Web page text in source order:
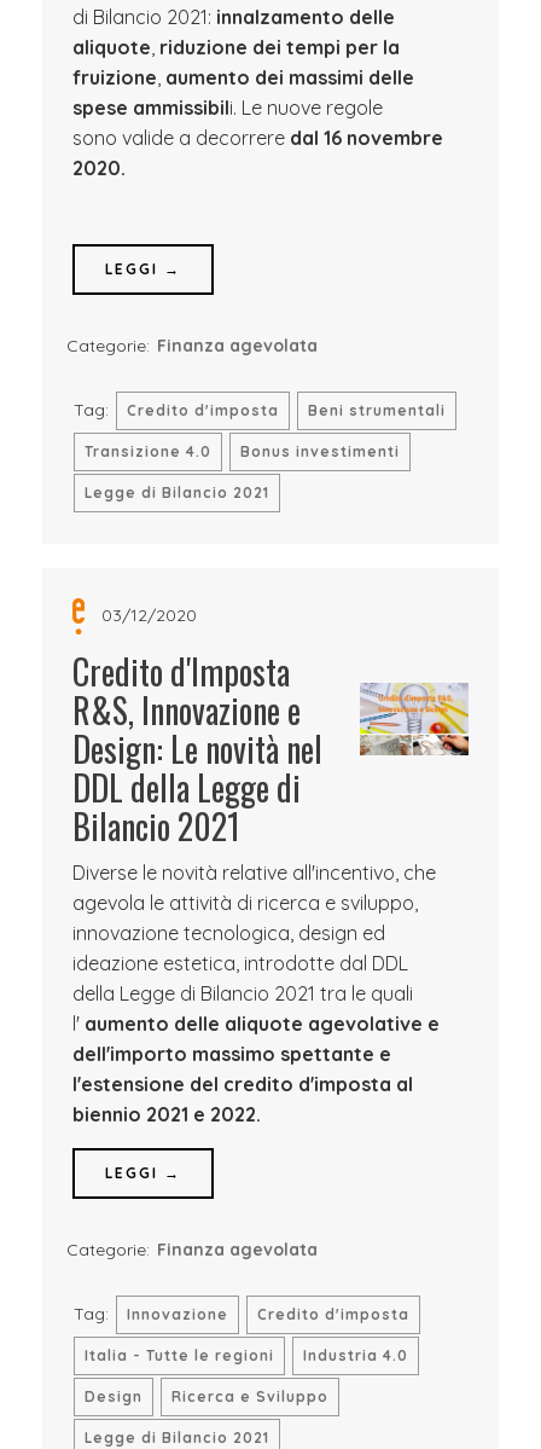
di Bilancio 2021: innalzamento delle
aliquote, riduzione dei tempi per la
fruizione, aumento dei massimi delle
spese ammissibili. Le nuove regole
sono valide a decorrere dal 16 novembre
2020.
LEGGI →
Categorie: Finanza agevolata
Tag: Credito d'imposta Beni strumentali
Transizione 4.0 Bonus investimenti
Legge di Bilancio 2021
03/12/2020
Credito d'Imposta
R&S, Innovazione e
Design: Le novità nel
DDL della Legge di
Bilancio 2021
Diverse le novità relative all'incentivo, che
agevola le attività di ricerca e sviluppo,
innovazione tecnologica, design ed
ideazione estetica, introdotte dal DDL
della Legge di Bilancio 2021 tra le quali
l' aumento delle aliquote agevolative e
dell'importo massimo spettante e
l'estensione del credito d'imposta al
biennio 2021 e 2022.
LEGGI →
Categorie: Finanza agevolata
Tag: Innovazione Credito d'imposta
Italia - Tutte le regioni Industria 4.0
Design Ricerca e Sviluppo
Legge di Bilancio 2021